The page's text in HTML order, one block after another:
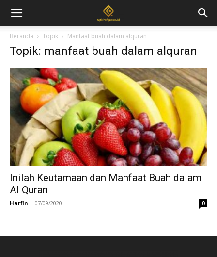
Beranda Topik Manfaat buah dalam alquran
Topik: manfaat buah dalam alquran
Inilah Keutamaan dan Manfaat Buah dalam
Al Quran
Harfin - 07/09/2020 0